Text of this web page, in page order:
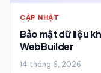
CẬP NHẬT
Bảo mật dữ liệu
WebBuilder
14 tháng 6, 2026